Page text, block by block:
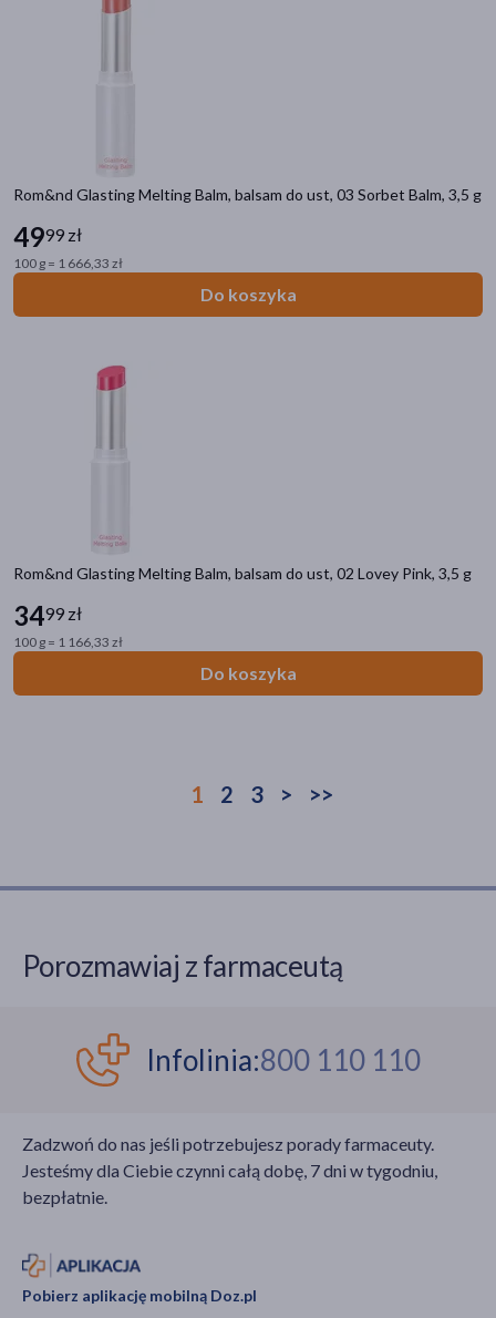
Rom&nd Glasting Melting Balm, balsam do ust, 03 Sorbet Balm, 3,5 g
4999 zł
100 g = 1 666,33 zł
Do koszyka
Rom&nd Glasting Melting Balm, balsam do ust, 02 Lovey Pink, 3,5 g
3499 zł
100 g = 1 166,33 zł
Do koszyka
1 2 3 > >>
Porozmawiaj z farmaceutą
Infolinia:800 110 110
Zadzwoń do nas jeśli potrzebujesz porady farmaceuty.
Jesteśmy dla Ciebie czynni całą dobę, 7 dni w tygodniu,
bezpłatnie.
Pobierz aplikację mobilną Doz.pl